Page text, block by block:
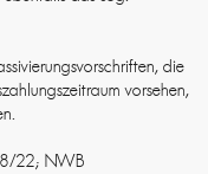
die
vorsehen,
22; NWB